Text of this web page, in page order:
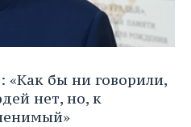
бы ни говорили,
нет, но, к